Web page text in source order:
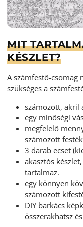
MIT
KÉSZLET?
A számfestő-csomag
szükséges a
számozott, akril
egy minőségi
megfelelő
számozott
3 darab ecset
akasztós
tartalmaz.
egy könnyen
számozott
DIY barkács
összerakhatsz